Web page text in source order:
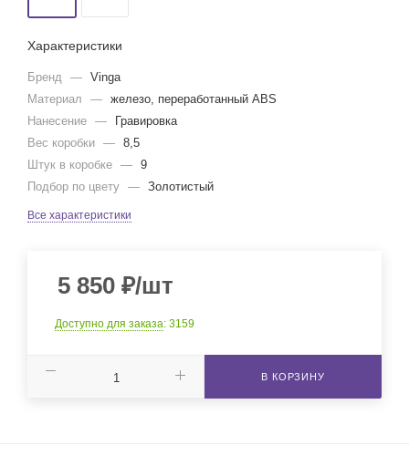
Характеристики
Бренд — Vinga
Материал
— железо, переработанный ABS
Нанесение —
Гравировка
Вес коробки — 8,5
Штук в коробке — 9
Подбор по цвету — Золотистый
Все характеристики
5 850 ₽/шт
Доступно для заказа: 3159
В КОРЗИНУ